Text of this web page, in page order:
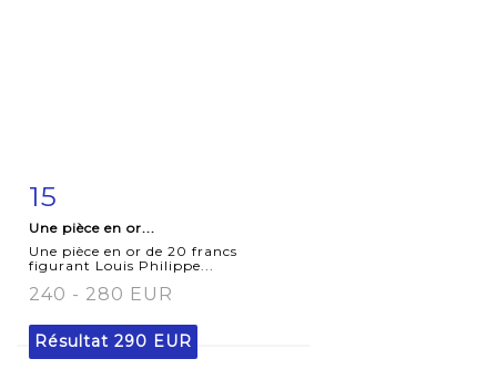
détaillée
15
Une pièce en or...
Une pièce en or de 20 francs
figurant Louis Philippe...
240 - 280 EUR
Résultat 290 EUR